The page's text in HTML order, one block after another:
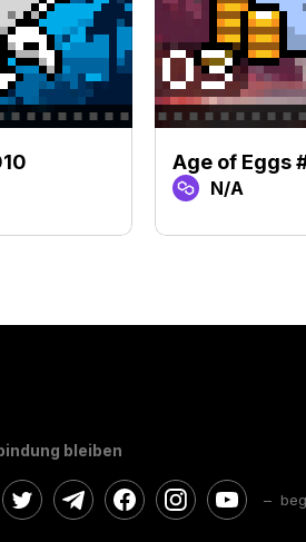
Age of Eggs
N/A
bleiben
–